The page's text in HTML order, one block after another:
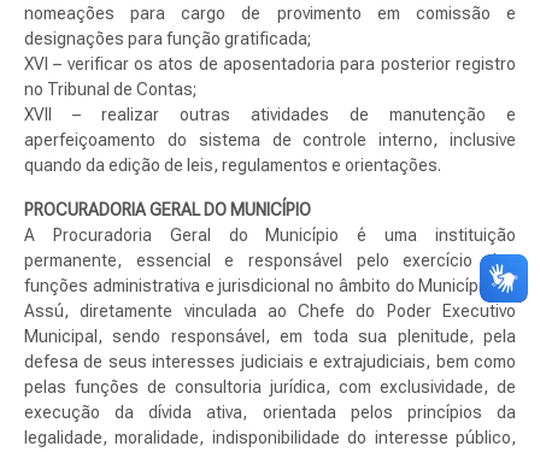
nomeações para cargo de provimento em comissão e
designações para função gratificada;
XVI – verificar os atos de aposentadoria para posterior registro
no Tribunal de Contas;
XVII – realizar outras atividades de manutenção e
aperfeiçoamento do sistema de controle interno, inclusive
quando da edição de leis, regulamentos e orientações.
PROCURADORIA GERAL DO MUNICÍPIO
A Procuradoria Geral do Município é uma instituição
permanente, essencial e responsável pelo exercício das
funções administrativa e jurisdicional no âmbito do Município de
Assú, diretamente vinculada ao Chefe do Poder Executivo
Municipal, sendo responsável, em toda sua plenitude, pela
defesa de seus interesses judiciais e extrajudiciais, bem como
pelas funções de consultoria jurídica, com exclusividade, de
execução da dívida ativa, orientada pelos princípios da
legalidade, moralidade, indisponibilidade do interesse público,